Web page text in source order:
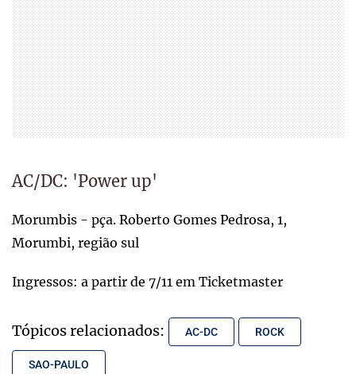
AC/DC: 'Power up'
Morumbis - pça. Roberto Gomes Pedrosa, 1,
Morumbi, região sul
Ingressos: a partir de 7/11 em Ticketmaster
Tópicos relacionados: AC-DC ROCK
SAO-PAULO